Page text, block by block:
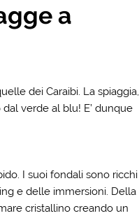
a
dei Caraibi. La spiaggia,
verde al blu! E’ dunque
I suoi fondali sono ricchi
e delle immersioni. Della
cristallino creando un